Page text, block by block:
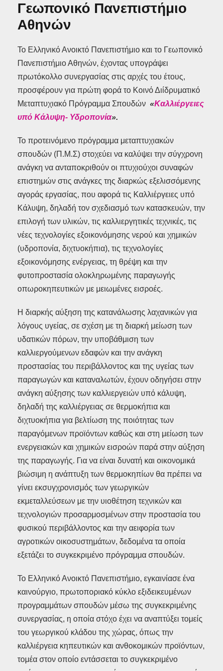
Γεωπονικό Πανεπιστήμιο
Αθηνών
Το Ελληνικό Ανοικτό Πανεπιστήμιο και το Γεωπονικό
Πανεπιστήμιο Αθηνών, έχοντας υπογράψει
πρωτόκολλο συνεργασίας στις αρχές του έτους,
προσφέρουν για πρώτη φορά το Κοινό Διίδρυματικό
Μεταπτυχιακό Πρόγραμμα Σπουδών «Καλλιέργειες
υπό Κάλυψη- Υδροπονία».
Το προτεινόμενο πρόγραμμα μεταπτυχιακών
σπουδών (Π.Μ.Σ) στοχεύει να καλύψει την σύγχρονη
ανάγκη να ανταποκριθούν οι πτυχιούχοι συναφών
επιστημών στις ανάγκες της διαρκώς εξελισσόμενης
αγοράς εργασίας, που αφορά τις Καλλιέργειες υπό
Κάλυψη, δηλαδή τον σχεδιασμό των κατασκευών, την
επιλογή των υλικών, τις καλλιεργητικές τεχνικές, τις
νέες τεχνολογίες εξοικονόμησης νερού και χημικών
(υδροπονία, διχτυοκήπια), τις τεχνολογίες
εξοικονόμησης ενέργειας, τη θρέψη και την
φυτοπροστασία ολοκληρωμένης παραγωγής
οπωροκηπευτικών με μειωμένες εισροές.
Η διαρκής αύξηση της κατανάλωσης λαχανικών για
λόγους υγείας, σε σχέση με τη διαρκή μείωση των
υδατικών πόρων, την υποβάθμιση των
καλλιεργούμενων εδαφών και την ανάγκη
προστασίας του περιβάλλοντος και της υγείας των
παραγωγών και καταναλωτών, έχουν οδηγήσει στην
ανάγκη αύξησης των καλλιεργειών υπό κάλυψη,
δηλαδή της καλλιέργειας σε θερμοκήπια και
διχτυοκήπια για βελτίωση της ποιότητας των
παραγόμενων προϊόντων καθώς και στη μείωση των
ενεργειακών και χημικών εισροών παρά στην αύξηση
της παραγωγής. Για να είναι δυνατή και οικονομικά
βιώσιμη η ανάπτυξη των θερμοκηπίων θα πρέπει να
γίνει εκσυγχρονισμός των γεωργικών
εκμεταλλεύσεων με την υιοθέτηση τεχνικών και
τεχνολογιών προσαρμοσμένων στην προστασία του
φυσικού περιβάλλοντος και την αειφορία των
αγροτικών οικοσυστημάτων, δεδομένα τα οποία
εξετάζει το συγκεκριμένο πρόγραμμα σπουδών.
Το Ελληνικό Ανοικτό Πανεπιστήμιο, εγκαινίασε ένα
καινούργιο, πρωτοποριακό κύκλο εξιδεικευμένων
προγραμμάτων σπουδών μέσω της συγκεκριμένης
συνεργασίας, η οποία στόχο έχει να αναπτύξει τομείς
του γεωργικού κλάδου της χώρας, όπως την
καλλιέργεια κηπευτικών και ανθοκομικών προϊόντων,
τομέα στον οποίο εντάσσεται το συγκεκριμένο